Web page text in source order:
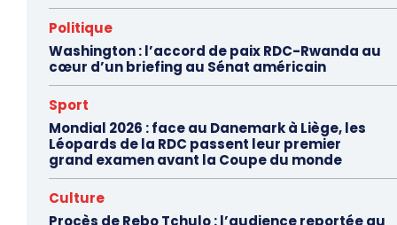
Politique
Washington : l’accord de paix RDC-Rwanda au
cœur d’un briefing au Sénat américain
Sport
Mondial 2026 : face au Danemark à Liège, les
Léopards de la RDC passent leur premier
grand examen avant la Coupe du monde
Culture
Procès de Rebo Tchulo : l’audience reportée au